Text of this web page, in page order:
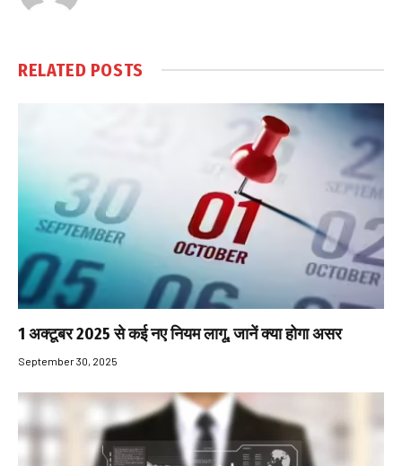
RELATED POSTS
1 अक्टूबर 2025 से कई नए नियम लागू, जानें क्या होगा असर
September 30, 2025